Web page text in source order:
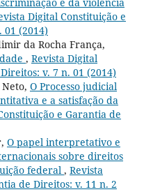
Digital Constituição e
(2014)
da Rocha França,
, Revista Digital
v. 7 n. 01 (2014)
O Processo judicial
e a satisfação da
e Garantia de
O papel interpretativo e
sobre direitos
federal , Revista
de Direitos: v. 11 n. 2